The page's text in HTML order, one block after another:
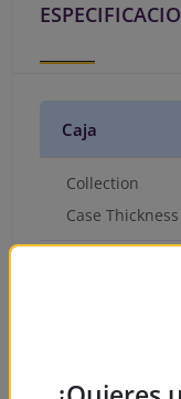
Caja
Collection
Case Thickness